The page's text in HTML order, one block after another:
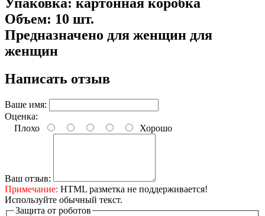
Объем: 10 шт.
Предназначено для женщин для
женщин
Написать отзыв
Ваше имя:
Оценка:
Плохо
Хорошо
Ваш отзыв:
Примечание: HTML разметка не поддерживается!
Используйте обычный текст.
Защита от роботов